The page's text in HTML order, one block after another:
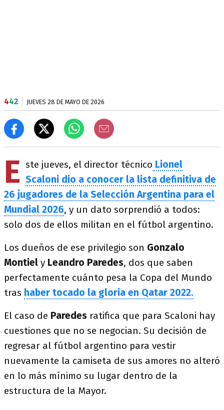
442 JUEVES 28 DE MAYO DE 2026
E ste jueves, el director técnico Lionel
Scaloni dio a conocer la lista definitiva de
26 jugadores de la Selección Argentina para el
Mundial 2026, y un dato sorprendió a todos:
solo dos de ellos militan en el fútbol argentino.
Los dueños de ese privilegio son Gonzalo
Montiel y Leandro Paredes, dos que saben
perfectamente cuánto pesa la Copa del Mundo
tras haber tocado la gloria en Qatar 2022.
El caso de Paredes ratifica que para Scaloni hay
cuestiones que no se negocian. Su decisión de
regresar al fútbol argentino para vestir
nuevamente la camiseta de sus amores no alteró
en lo más mínimo su lugar dentro de la
estructura de la Mayor.